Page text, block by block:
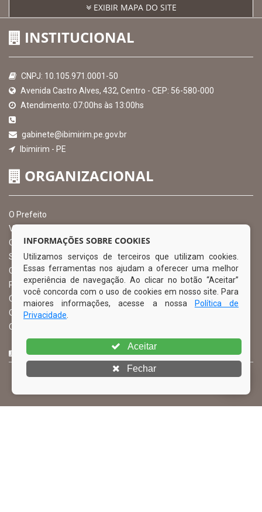
EXIBIR MAPA DO SITE
INSTITUCIONAL
CNPJ: 10.105.971.0001-50
Avenida Castro Alves, 432, Centro - CEP: 56-580-000
Atendimento: 07:00hs às 13:00hs
gabinete@ibimirim.pe.gov.br
Ibimirim - PE
ORGANIZACIONAL
O Prefeito
Vice Prefeito
Ouvidoria Municipal
Serviço de Informação ao Cidadão – SIC
Chefe de Gabinete
Procuradoria Geral
Órgão de Controle Interno
Organograma
Comissão Permanente de Licitação – CPL
CURTA NOSSA FAN PAGE
INFORMAÇÕES SOBRE COOKIES
Utilizamos serviços de terceiros que utilizam cookies.
Essas ferramentas nos ajudam a oferecer uma melhor
experiência de navegação. Ao clicar no botão “Aceitar”
você concorda com o uso de cookies em nosso site. Para
maiores informações, acesse a nossa
Política de
Privacidade
Aceitar
Fechar